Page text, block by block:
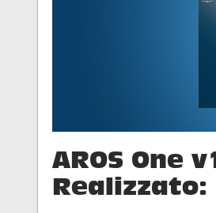
AROS One
Realizzato: